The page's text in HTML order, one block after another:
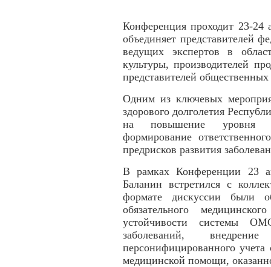
Конференция проходит 23-24
объединяет представителей
ведущих экспертов в
культуры, производителей
представителей
Одним из ключевых
здорового долголетия
на повышение уровня
формирование
предрисков развития
В рамках Конференции 23
Баланин встретился с
формате дискуссии были
обязательного
устойчивости системы
заболеваний,
персонифицированного
медицинской помощи,